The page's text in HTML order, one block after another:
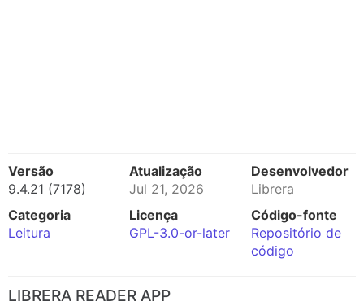
Versão
9.4.21 (7178)
Atualização
Jul 21, 2026
Desenvolvedor
Librera
Categoria
Leitura
Licença
GPL-3.0-or-later
Código-fonte
Repositório de
código
LIBRERA READER APP